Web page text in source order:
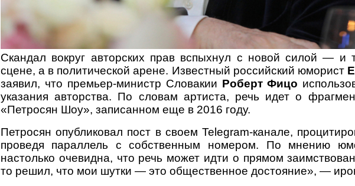
Скандал вокруг авторских прав вспыхнул с новой силой — и
сцене, а в политической арене. Известный российский юморист
заявил, что премьер-министр Словакии Роберт Фицо
указания авторства. По словам артиста, речь идет о
«Петросян Шоу», записанном еще в 2016 году.
Петросян опубликовал пост в своем Telegram-канале,
проведя параллель с собственным номером. По мнению
настолько очевидна, что речь может идти о прямом
то решил, что мои шутки — это общественное достояние», —